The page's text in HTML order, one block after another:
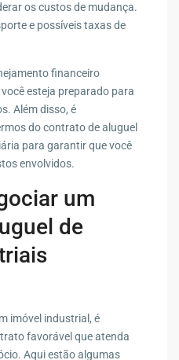
os custos de mudança.
e possíveis taxas de
financeiro
esteja preparado para
Além disso, é
do contrato de aluguel
para garantir que você
envolvidos.
um
de
imóvel industrial, é
favorável que atenda
Aqui estão algumas